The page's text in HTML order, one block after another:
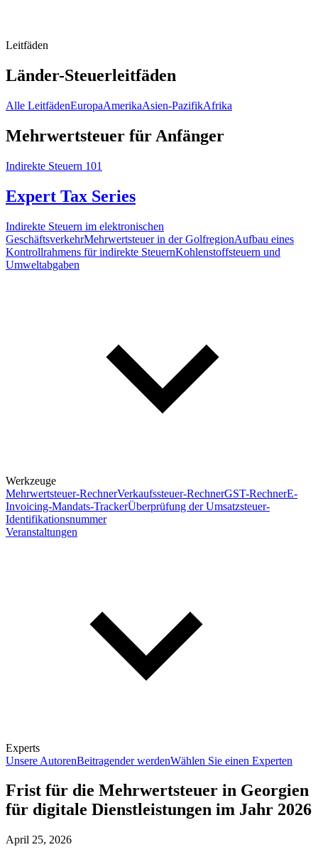
Leitfäden
Länder-Steuerleitfäden
Alle LeitfädenEuropaAmerikaAsien-PazifikAfrika
Mehrwertsteuer für Anfänger
Indirekte Steuern 101
Expert Tax Series
Indirekte Steuern im elektronischen
GeschäftsverkehrMehrwertsteuer in der GolfregionAufbau eines
Kontrollrahmens für indirekte SteuernKohlenstoffsteuern und
Umweltabgaben
Werkzeuge
Mehrwertsteuer-RechnerVerkaufssteuer-RechnerGST-RechnerE-
Invoicing-Mandats-TrackerÜberprüfung der Umsatzsteuer-
Identifikationsnummer
Veranstaltungen
Experts
Unsere AutorenBeitragender werdenWählen Sie einen Experten
Frist für die Mehrwertsteuer in Georgien
für digitale Dienstleistungen im Jahr 2026
April 25, 2026